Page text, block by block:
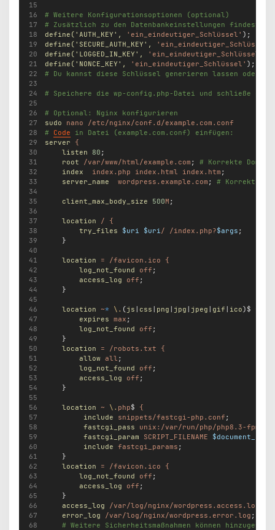
# Weitere Konfigurationsoptionen (optional)
# Zusätzlich zu den Datenbankeinstellungen findest
define( 'AUTH_KEY' , 'ein_eindeutiger_Schlüssel' );
define( 'SECURE_AUTH_KEY' , 'ein_eindeutiger_Schlüssel'
define( 'LOGGED_IN_KEY' , 'ein_eindeutiger_Schlüssel'
define( 'NONCE_KEY' , 'ein_eindeutiger_Schlüssel' );
# Du kannst diese Schlüssel generieren lassen oder
# Speichere die wp-config.php-Datei und schließe den
# Optional: Nginx konfigurieren
sudo nano /etc/nginx/conf.d/example.com.conf
# Code in Datei (example.com.conf) einfügen:
server {
listen 80 ;
root /var/www/html/example.com ; # Korrekte Domain
index
index.php index.html index.htm ;
server_name
wordpress.example.com ; # Korrekte
client_max_body_size 500M ;
location / {
try_files $uri $uri / /index.php?$args ;
    }
location = /favicon.ico {
log_not_found off ;
access_log off ;
    }
location ~* \. (js | css | png | jpg | jpeg | gif | ico)$ {
expires max ;
log_not_found off ;
    }
location = /robots.txt {
allow all ;
log_not_found off ;
access_log off ;
    }
location ~ \. php$ {
include snippets/fastcgi-php.conf ;
fastcgi_pass unix:/var/run/php/php8.3-
fastcgi_param SCRIPT_FILENAME
include fastcgi_params ;
    }
location = /favicon.ico {
log_not_found off ;
access_log off ;
    }
access_log /var/log/nginx/wordpress.access.log
error_log /var/log/nginx/wordpress.error.log ;
# Weitere Sicherheitsmaßnahmen können hinzugefügt